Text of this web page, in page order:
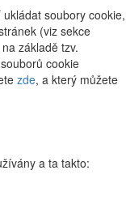
soubory cookie,
(viz sekce
základě tzv.
cookie
zde, a který můžete
a ta takto: